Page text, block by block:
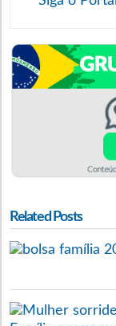
Related Posts